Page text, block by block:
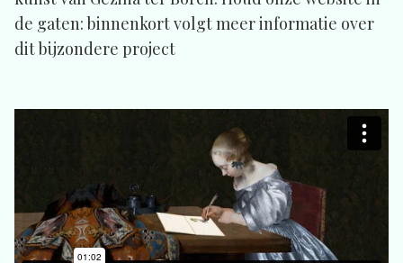
de gaten: binnenkort volgt meer informatie over
dit bijzondere project